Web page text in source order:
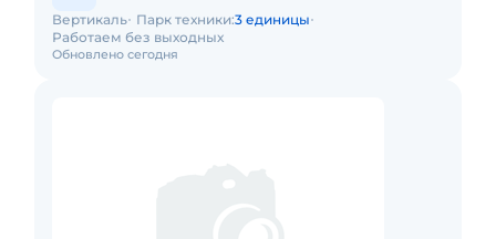
Обновлено сегодня
Вертикаль Парк техники:3 единицы
Работаем без выходных